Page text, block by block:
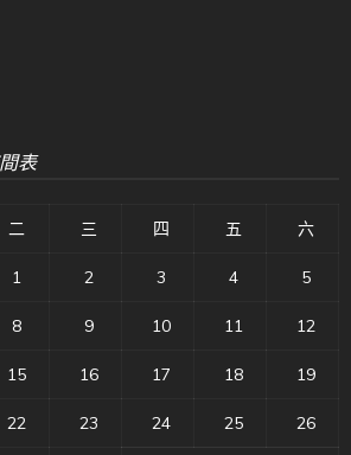
表
二 三 四 五 六
1 2 3 4 5
8 9 10 11 12
15 16 17 18 19
22 23 24 25 26